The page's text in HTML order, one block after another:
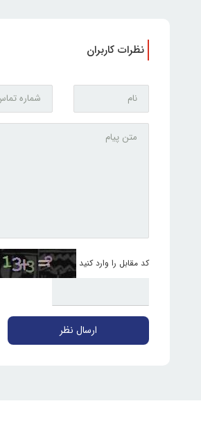
نظرات کاربران
کد مقابل را وارد کنید
ارسال نظر